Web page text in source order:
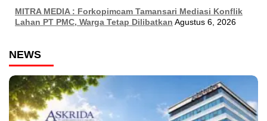
MITRA MEDIA : Forkopimcam Tamansari Mediasi Konflik
Lahan PT PMC, Warga Tetap Dilibatkan Agustus 6, 2026
NEWS